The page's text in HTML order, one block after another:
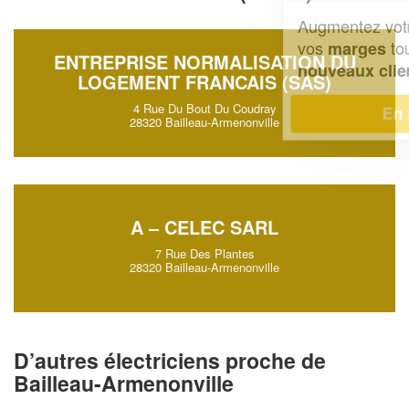
ENTREPRISE NORMALISATION DU
LOGEMENT FRANCAIS (SAS)
4 Rue Du Bout Du Coudray
28320 Bailleau-Armenonville
A – CELEC SARL
7 Rue Des Plantes
28320 Bailleau-Armenonville
D’autres électriciens proche de
Bailleau-Armenonville
Augmentez votrechiffre d'affaireset
tout en gagnant de
nouveaux clients!
En savoir plus